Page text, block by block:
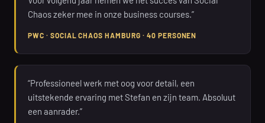
Chaos zeker mee in onze business courses.”
PWC · SOCIAL CHAOS HAMBURG · 40 PERSONEN
“Professioneel werk met oog voor detail, een
uitstekende ervaring met Stefan en zijn team. Absoluut
een aanrader.”